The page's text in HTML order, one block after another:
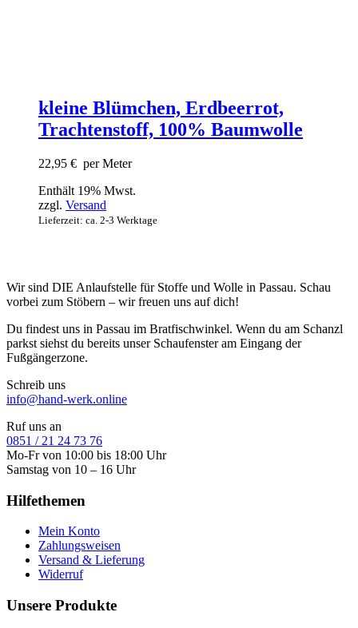
kleine Blümchen, Erdbeerrot,
Trachtenstoff, 100% Baumwolle
22,95 € per Meter
Enthält 19% Mwst.
zzgl. Versand
Lieferzeit: ca. 2-3 Werktage
Wir sind DIE Anlaufstelle für Stoffe und Wolle in Passau. Schau
vorbei zum Stöbern – wir freuen uns auf dich!
Du findest uns in Passau im Bratfischwinkel. Wenn du am Schanzl
parkst siehst du bereits unser Schaufenster am Eingang der
Fußgängerzone.
Schreib uns
info@hand-werk.online
Ruf uns an
0851 / 21 24 73 76
Mo-Fr von 10:00 bis 18:00 Uhr
Samstag von 10 – 16 Uhr
Hilfethemen
Mein Konto
Zahlungsweisen
Versand & Lieferung
Widerruf
Unsere Produkte